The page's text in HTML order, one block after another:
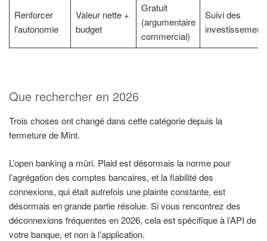
Renforcer
l'autonomie
Valeur nette +
budget
Gratuit
(argumentaire
commercial)
Suivi des
Que rechercher en 2026
Trois choses ont changé dans cette catégorie depuis la
fermeture de Mint.
L’open banking a mûri. Plaid est désormais la norme pour
l’agrégation des comptes bancaires, et la fiabilité des
connexions, qui était autrefois une plainte constante, est
désormais en grande partie résolue. Si vous rencontrez des
déconnexions fréquentes en 2026, cela est spécifique à l’API de
votre banque, et non à l’application.